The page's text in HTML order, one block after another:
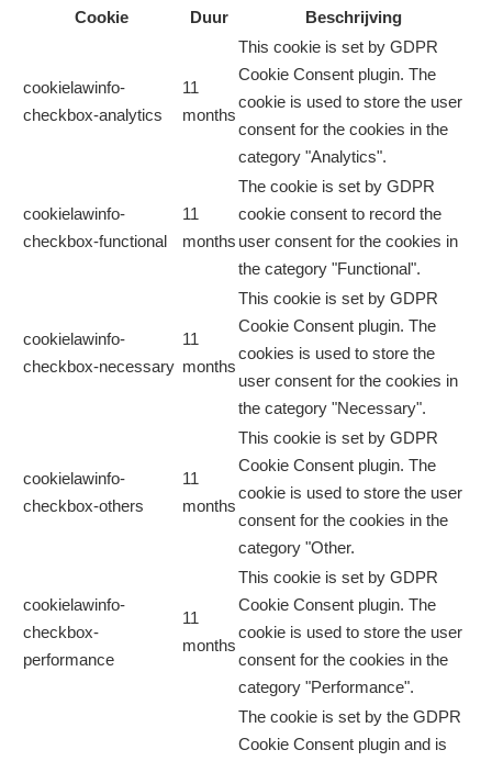
Cookie
Duur Beschrijving
cookielawinfo-
checkbox-analytics
11
months
This cookie is set by GDPR
Cookie Consent plugin. The
cookie is used to store the user
consent for the cookies in the
category "Analytics".
cookielawinfo-
checkbox-functional
11
months
The cookie is set by GDPR
cookie consent to record the
user consent for the cookies in
the category "Functional".
cookielawinfo-
checkbox-necessary
11
months
This cookie is set by GDPR
Cookie Consent plugin. The
cookies is used to store the
user consent for the cookies in
the category "Necessary".
cookielawinfo-
checkbox-others
11
months
This cookie is set by GDPR
Cookie Consent plugin. The
cookie is used to store the user
consent for the cookies in the
category "Other.
cookielawinfo-
checkbox-
performance
11
months
This cookie is set by GDPR
Cookie Consent plugin. The
cookie is used to store the user
consent for the cookies in the
category "Performance".
The cookie is set by the GDPR
Cookie Consent plugin and is